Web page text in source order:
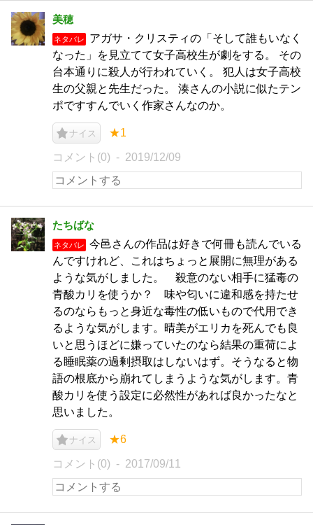
美穂
ネタバレ
アガサ・クリスティの「そして誰もいなく
なった」を見立てて女子高校生が劇をする。 その
台本通りに殺人が行われていく。 犯人は女子高校
生の父親と先生だった。 湊さんの小説に似たテン
ポですすんでいく作家さんなのか。
ナイス ★1
コメント(0) 2019/12/09
たちばな
ネタバレ
今邑さんの作品は好きで何冊も読んでいる
んですけれど、これはちょっと展開に無理がある
ような気がしました。 殺意のない相手に猛毒の
青酸カリを使うか？ 味や匂いに違和感を持たせ
るのならもっと身近な毒性の低いもので代用でき
るような気がします。晴美がエリカを死んでも良
いと思うほどに嫌っていたのなら結果の重荷によ
る睡眠薬の過剰摂取はしないはず。そうなると物
語の根底から崩れてしまうような気がします。青
酸カリを使う設定に必然性があれば良かったなと
思いました。
ナイス ★6
コメント(0) 2017/09/11